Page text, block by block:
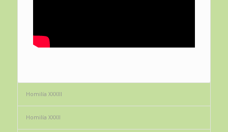
Homilía XXXIII
Homilía XXXII